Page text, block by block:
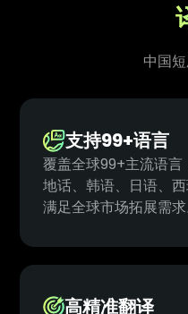
中国
支持99+语言
覆盖全球99+主流语
地话、韩语、日语、
满足全球市场拓展需求
高精准翻译